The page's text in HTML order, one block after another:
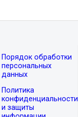
Порядок обработки
персональных
данных
Политика
конфиденциальности
и защиты